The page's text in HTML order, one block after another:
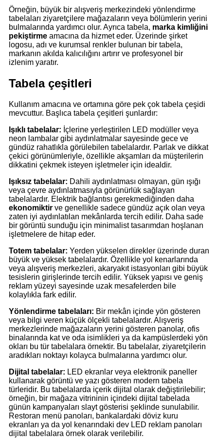
Örneğin, büyük bir alışveriş merkezindeki yönlendirme
tabelaları ziyaretçilere mağazaların veya bölümlerin yerini
bulmalarında yardımcı olur. Ayrıca tabela, marka kimliğini
pekiştirme amacına da hizmet eder. Üzerinde şirket
logosu, adı ve kurumsal renkler bulunan bir tabela,
markanın akılda kalıcılığını artırır ve profesyonel bir
izlenim yaratır.
Tabela çeşitleri
Kullanım amacına ve ortamına göre pek çok tabela çeşidi
mevcuttur. Başlıca tabela çeşitleri şunlardır:
Işıklı tabelalar: İçlerine yerleştirilen LED modüller veya
neon lambalar gibi aydınlatmalar sayesinde gece ve
gündüz rahatlıkla görülebilen tabelalardır. Parlak ve dikkat
çekici görünümleriyle, özellikle akşamları da müşterilerin
dikkatini çekmek isteyen işletmeler için idealdir.
Işıksız tabelalar: Dahili aydınlatması olmayan, gün ışığı
veya çevre aydınlatmasıyla görünürlük sağlayan
tabelalardır. Elektrik bağlantısı gerekmediğinden daha
ekonomiktir ve genellikle sadece gündüz açık olan veya
zaten iyi aydınlatılan mekânlarda tercih edilir. Daha sade
bir görüntü sunduğu için minimalist tasarımdan hoşlanan
işletmelere de hitap eder.
Totem tabelalar: Yerden yükselen direkler üzerinde duran
büyük ve yüksek tabelalardır. Özellikle yol kenarlarında
veya alışveriş merkezleri, akaryakıt istasyonları gibi büyük
tesislerin girişlerinde tercih edilir. Yüksek yapısı ve geniş
reklam yüzeyi sayesinde uzak mesafelerden bile
kolaylıkla fark edilir.
Yönlendirme tabelaları: Bir mekân içinde yön gösteren
veya bilgi veren küçük ölçekli tabelalardır. Alışveriş
merkezlerinde mağazaların yerini gösteren panolar, ofis
binalarında kat ve oda isimlikleri ya da kampüslerdeki yön
okları bu tür tabelalara örnektir. Bu tabelalar, ziyaretçilerin
aradıkları noktayı kolayca bulmalarına yardımcı olur.
Dijital tabelalar: LED ekranlar veya elektronik paneller
kullanarak görüntü ve yazı gösteren modern tabela
türleridir. Bu tabelalarda içerik dijital olarak değiştirilebilir;
örneğin, bir mağaza vitrininin içindeki dijital tabelada
günün kampanyaları slayt gösterisi şeklinde sunulabilir.
Restoran menü panoları, bankalardaki döviz kuru
ekranları ya da yol kenarındaki dev LED reklam panoları
dijital tabelalara örnek olarak verilebilir.